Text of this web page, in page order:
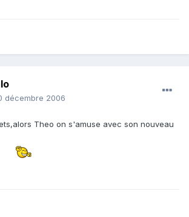
décembre 2006
Theo on s'amuse avec son nouveau